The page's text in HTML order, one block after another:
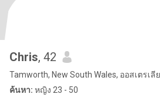
Chris, 42
Tamworth, New South Wales, ออสเตรเลีย
ค้นหา: หญิง 23 - 50